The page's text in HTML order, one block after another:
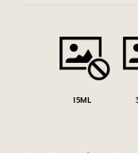
15ML